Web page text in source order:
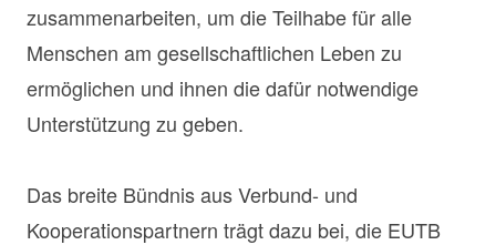
zusammenarbeiten, um die Teilhabe für alle
Menschen am gesellschaftlichen Leben zu
ermöglichen und ihnen die dafür notwendige
Unterstützung zu geben.
Das breite Bündnis aus Verbund- und
Kooperationspartnern trägt dazu bei, die EUTB